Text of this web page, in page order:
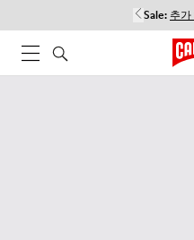
Sale: 추가